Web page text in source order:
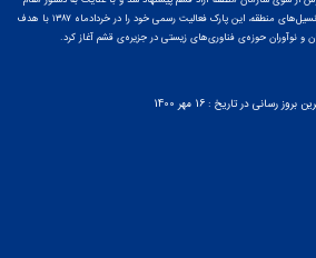
معظم رهبری و پس از ارائه‌ی گزارشی از پتانسیل‌های منطقه، این پارک فعالیت رسمی خود را در خردادماه ۱۳۸۷ با هدف
و نوآوران حوزه‌ی فناوری‌های زیستی در جزیره‌ی قشم آغاز کرد.
بروز رسانی در تاریخ : 16 مهر 1400